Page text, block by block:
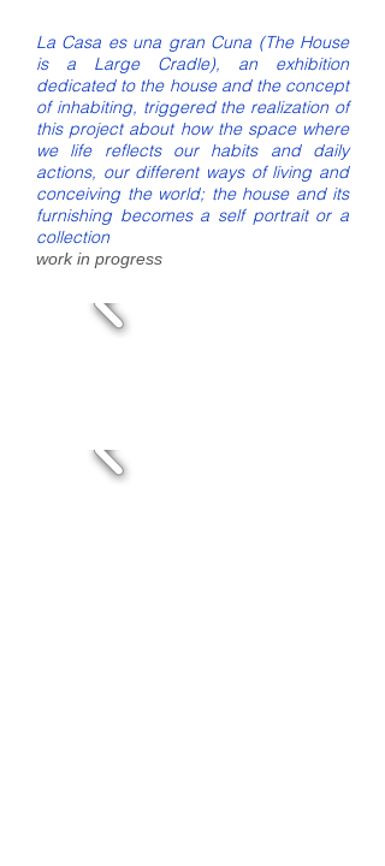
La Casa es una gran Cuna (The House
is a Large Cradle), an exhibition
dedicated to the house and the concept
of inhabiting, triggered the realization of
this project about how the space where
we life reflects our habits and daily
actions, our different ways of living and
conceiving the world; the house and its
furnishing becomes a self portrait or a
collection
work in progress